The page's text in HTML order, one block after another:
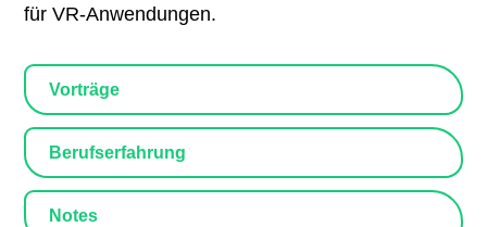
für VR-Anwendungen.
Vorträge
Berufserfahrung
Notes